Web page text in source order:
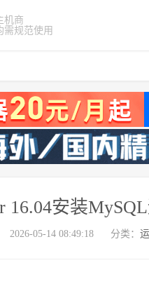
机商
需规范使用
16.04安装
2026-05-14 08:49:18 分类：